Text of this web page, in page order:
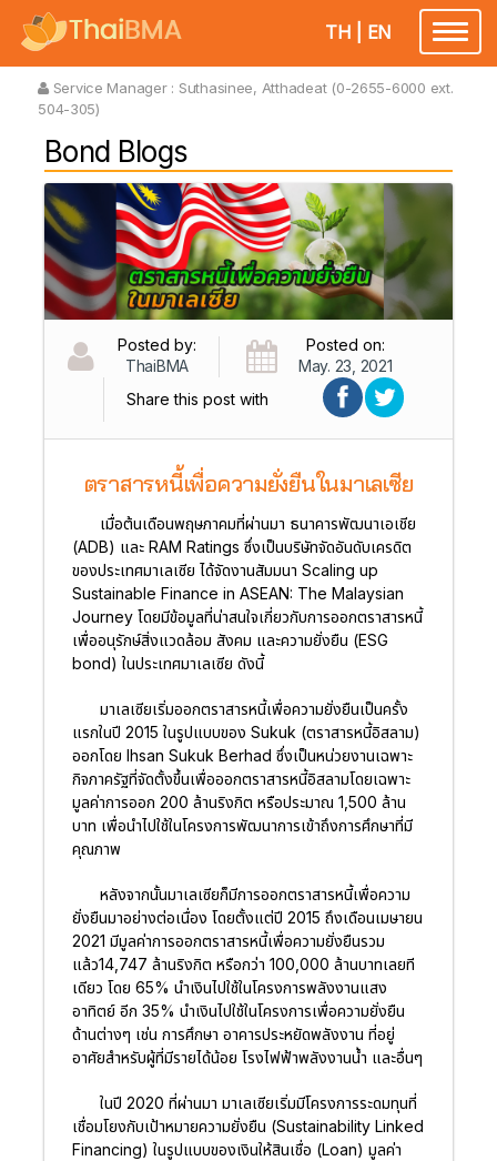
TH EN
Service Manager : Suthasinee, Atthadeat (0-2655-6000 ext.
504-305)
Bond Blogs
Posted by:
ThaiBMA
Posted on:
May. 23, 2021
Share this post with
ตราสารหนี้เพื่อความยั่งยืนในมาเลเซีย
เมื่อต้นเดือนพฤษภาคมที่ผ่านมา ธนาคารพัฒนาเอเชีย
(ADB) และ RAM Ratings ซึ่งเป็นบริษัทจัดอันดับเครดิต
ของประเทศมาเลเซีย ได้จัดงานสัมมนา Scaling up
Sustainable Finance in ASEAN: The Malaysian
Journey โดยมีข้อมูลที่น่าสนใจเกี่ยวกับการออกตราสารหนี้
เพื่ออนุรักษ์สิ่งแวดล้อม สังคม และความยั่งยืน (ESG
bond) ในประเทศมาเลเซีย ดังนี้
มาเลเซียเริ่มออกตราสารหนี้เพื่อความยั่งยืนเป็นครั้ง
แรกในปี 2015 ในรูปแบบของ Sukuk (ตราสารหนี้อิสลาม)
ออกโดย Ihsan Sukuk Berhad ซึ่งเป็นหน่วยงานเฉพาะ
กิจภาครัฐที่จัดตั้งขึ้นเพื่อออกตราสารหนี้อิสลามโดยเฉพาะ
มูลค่าการออก 200 ล้านริงกิต หรือประมาณ 1,500 ล้าน
บาท เพื่อนำไปใช้ในโครงการพัฒนาการเข้าถึงการศึกษาที่มี
คุณภาพ
หลังจากนั้นมาเลเซียก็มีการออกตราสารหนี้เพื่อความ
ยั่งยืนมาอย่างต่อเนื่อง โดยตั้งแต่ปี 2015 ถึงเดือนเมษายน
2021 มีมูลค่าการออกตราสารหนี้เพื่อความยั่งยืนรวม
แล้ว14,747 ล้านริงกิต หรือกว่า 100,000 ล้านบาทเลยที
เดียว โดย 65% นำเงินไปใช้ในโครงการพลังงานแสง
อาทิตย์ อีก 35% นำเงินไปใช้ในโครงการเพื่อความยั่งยืน
ด้านต่างๆ เช่น การศึกษา อาคารประหยัดพลังงาน ที่อยู่
อาศัยสำหรับผู้ที่มีรายได้น้อย โรงไฟฟ้าพลังงานน้ำ และอื่นๆ
ในปี 2020 ที่ผ่านมา มาเลเซียเริ่มมีโครงการระดมทุนที่
เชื่อมโยงกับเป้าหมายความยั่งยืน (Sustainability Linked
Financing) ในรูปแบบของเงินให้สินเชื่อ (Loan) มูลค่า